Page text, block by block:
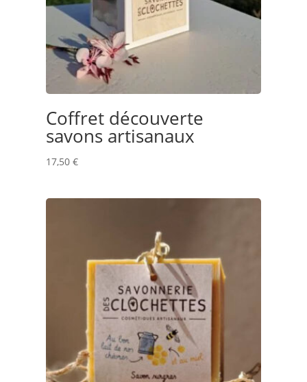
Coffret découverte
savons artisanaux
17,50€